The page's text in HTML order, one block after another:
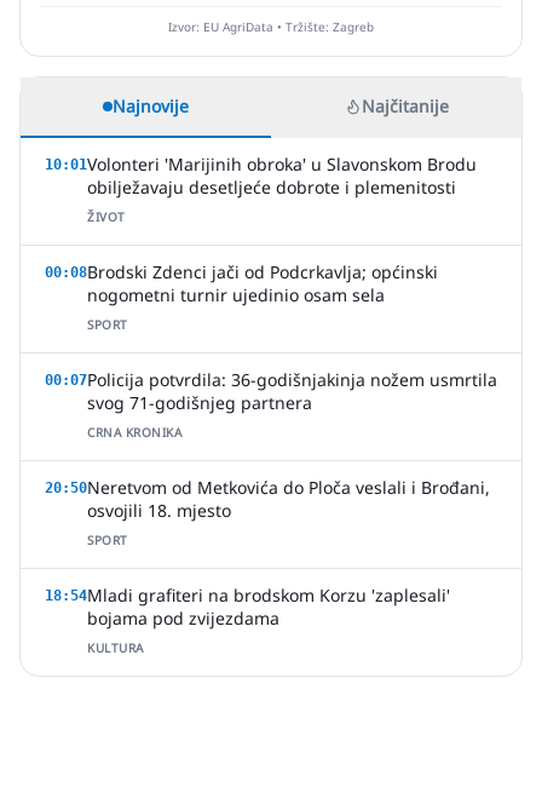
Izvor: EU AgriData • Tržište: Zagreb
Najnovije Najčitanije
10:01Volonteri 'Marijinih obroka' u Slavonskom Brodu
obilježavaju desetljeće dobrote i plemenitosti
ŽIVOT
00:08Brodski Zdenci jači od Podcrkavlja; općinski
nogometni turnir ujedinio osam sela
SPORT
00:07Policija potvrdila: 36-godišnjakinja nožem usmrtila
svog 71-godišnjeg partnera
CRNA KRONIKA
20:50Neretvom od Metkovića do Ploča veslali i Brođani,
osvojili 18. mjesto
SPORT
18:54Mladi grafiteri na brodskom Korzu 'zaplesali'
bojama pod zvijezdama
KULTURA